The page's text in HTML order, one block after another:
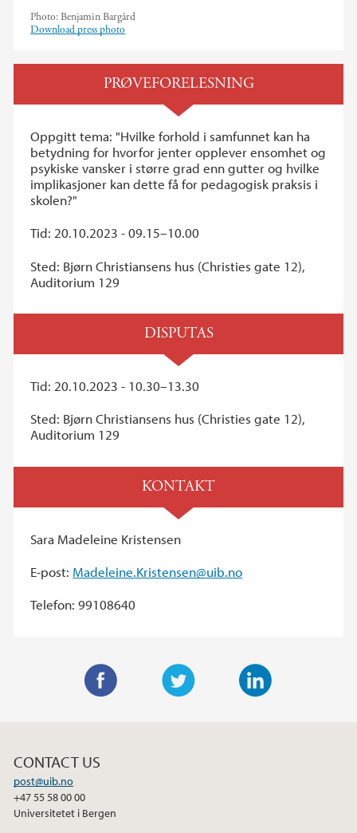
Photo: Benjamin Bargård
Download press photo
PRØVEFORELESNING
Oppgitt tema: "Hvilke forhold i samfunnet kan ha
betydning for hvorfor jenter opplever ensomhet og
psykiske vansker i større grad enn gutter og hvilke
implikasjoner kan dette få for pedagogisk praksis i
skolen?"
Tid: 20.10.2023 - 09.15–10.00
Sted: Bjørn Christiansens hus (Christies gate 12),
Auditorium 129
DISPUTAS
Tid: 20.10.2023 - 10.30–13.30
Sted: Bjørn Christiansens hus (Christies gate 12),
Auditorium 129
KONTAKT
Sara Madeleine Kristensen
E-post: Madeleine.Kristensen@uib.no
Telefon: 99108640
e
o
CONTACT US
post@uib.no
+47 55 58 00 00
Universitetet i Bergen